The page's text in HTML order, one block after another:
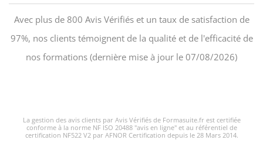
Avec plus de 800 Avis Vérifiés et un taux de satisfaction de
97%, nos clients témoignent de la qualité et de l'efficacité de
nos formations (dernière mise à jour le 07/08/2026)
La gestion des avis clients par Avis Vérifiés de Formasuite.fr est certifiée
conforme à la norme NF ISO 20488 "avis en ligne" et au référentiel de
certification NF522 V2 par AFNOR Certification depuis le 28 Mars 2014.